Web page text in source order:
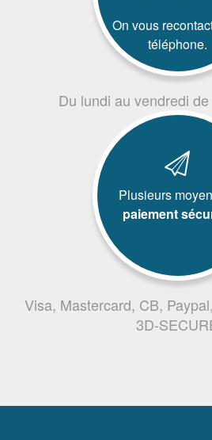
On vous
téléphone.
Du lundi au vendredi
Plusieurs
paiement
Visa, Mastercard, CB,
3D-